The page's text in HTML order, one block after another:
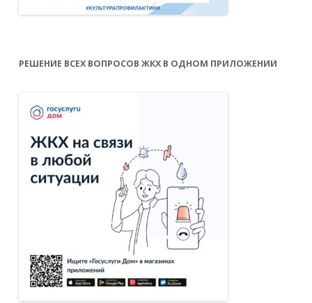
РЕШЕНИЕ ВСЕХ ВОПРОСОВ ЖКХ В ОДНОМ ПРИЛОЖЕНИИ